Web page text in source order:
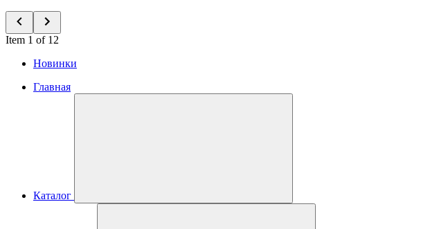
Item 1 of 12
Новинки
Главная
Каталог